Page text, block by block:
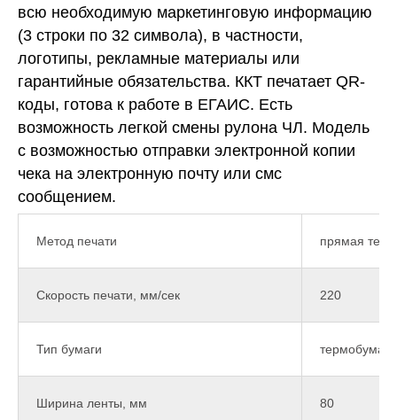
всю необходимую маркетинговую информацию
(3 строки по 32 символа), в частности,
логотипы, рекламные материалы или
гарантийные обязательства. ККТ печатает QR-
коды, готова к работе в ЕГАИС. Есть
возможность легкой смены рулона ЧЛ. Модель
с возможностью отправки электронной копии
чека на электронную почту или смс
сообщением.
Метод печати прямая
Скорость печати, мм/сек 220
Тип бумаги термобумага
Ширина ленты, мм 80